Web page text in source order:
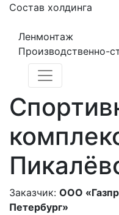
Состав холдинга
Ленмонтаж
Производственно-
Заказчик: ООО
Петербург»